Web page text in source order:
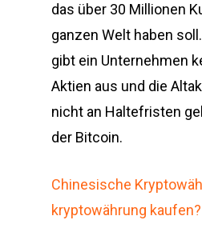
das über 30 Millionen
ganzen Welt haben
gibt ein Unternehmen
Aktien aus und die
nicht an Haltefristen
der Bitcoin.
Chinesische
kryptowährung kaufen?